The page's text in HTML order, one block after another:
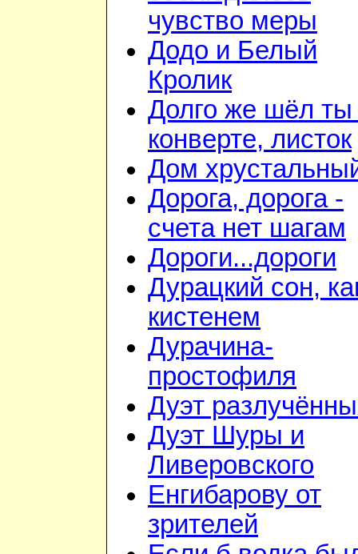
чувство меры
Додо и Белый
Кролик
Долго же шёл ты
конверте, листок
Дом
Дорога, дорога -
счета нет шагам
Дороги...дороги
Дурацкий сон,
кистенем
Дурачина-
простофиля
Дуэт
Дуэт Шуры и
Ливеровского
Енгибарову от
зрителей